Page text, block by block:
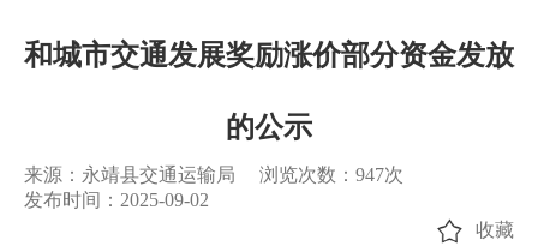
和城市交通发展奖励涨价部分资金发放
的公示
来源：永靖县交通运输局 浏览次数： 947次
发布时间：2025-09-02
收藏